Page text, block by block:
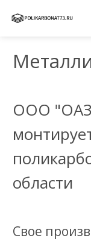
ООО
области
Свое